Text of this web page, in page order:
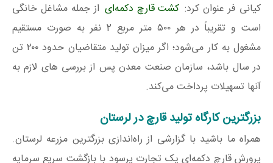
کیانی فر عنوان کرد: کشت قارچ دکمه‌ای از جمله مشاغل خانگی
است و تقریباً در هر ۵۰۰ متر مربع 2 نفر به صورت مستقیم
مشغول به کار می‌شود؛ اگر میزان تولید متقاضیان حدود ۲۰۰ تن
در سال باشد، سازمان صنعت معدن پس از بررسی های لازم به
آنها تسهیلات پرداخت می‌کند.
بزرگترین کارگاه تولید قارچ در لرستان
همراه ما باشید با گزارشی از راه‌اندازی بزرگترین مزرعه لرستان.
پرورش قارچ دکمه‌ای یک تجارت پرسود با بازگشت سریع سرمایه